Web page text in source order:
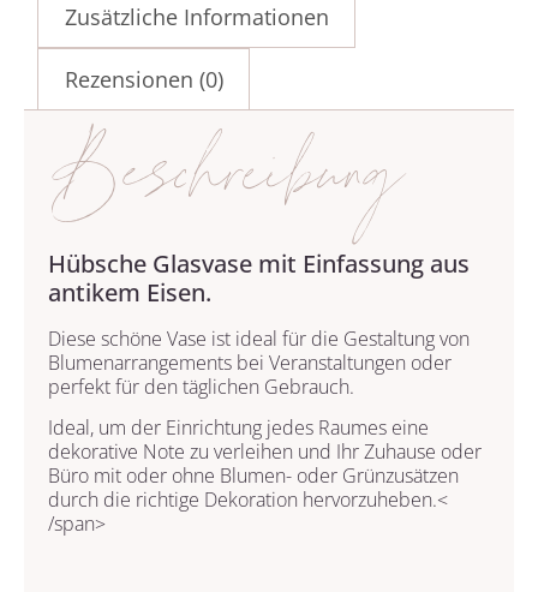
Zusätzliche Informationen
Rezensionen (0)
Beschreibung
Hübsche Glasvase mit Einfassung aus
antikem Eisen.
Diese schöne Vase ist ideal für die Gestaltung von
Blumenarrangements bei Veranstaltungen oder
perfekt für den täglichen Gebrauch.
Ideal, um der Einrichtung jedes Raumes eine
dekorative Note zu verleihen und Ihr Zuhause oder
Büro mit oder ohne Blumen- oder Grünzusätzen
durch die richtige Dekoration hervorzuheben.<
/span>